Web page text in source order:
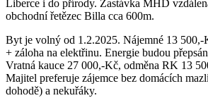
Liberce i do přírody. Zastávka MHD
obchodní řetězec Billa cca 600m.
Byt je volný od 1.2.2025. Nájemné 13
+ záloha na elektřinu. Energie budou
Vratná kauce 27 000,-Kč, odměna RK 13
Majitel preferuje zájemce bez domácích
dohodě) a nekuřáky.